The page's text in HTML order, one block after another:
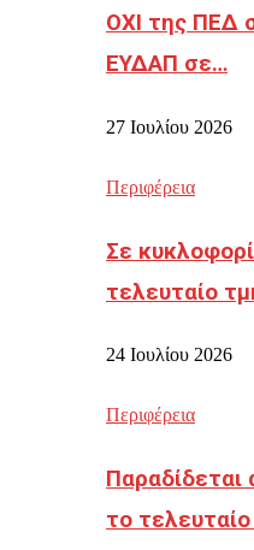
ΟΧΙ της ΠΕΔ
ΕΥΔΑΠ σε…
27 Ιουλίου 2026
Περιφέρεια
Σε
τελευταίο
24 Ιουλίου 2026
Περιφέρεια
Παραδίδεται
το